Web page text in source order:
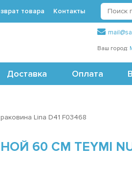
Точки
Ваш город:
Доставка Оплата
товара Контакты
Lina D41 F03468
60 СМ TEYMI